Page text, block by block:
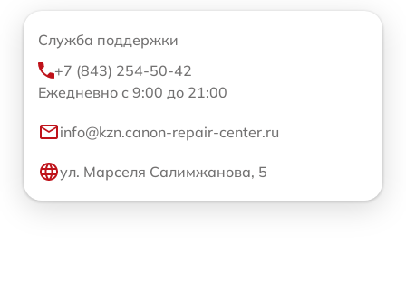
Служба поддержки
+7 (843) 254-50-42
Ежедневно с 9:00 до 21:00
info@kzn.canon-repair-center.ru
ул. Марселя Салимжанова, 5